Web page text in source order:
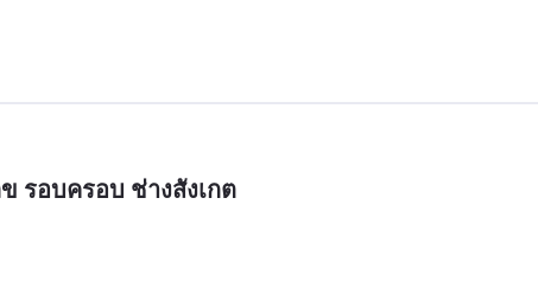
รอบครอบ ช่างสังเกต